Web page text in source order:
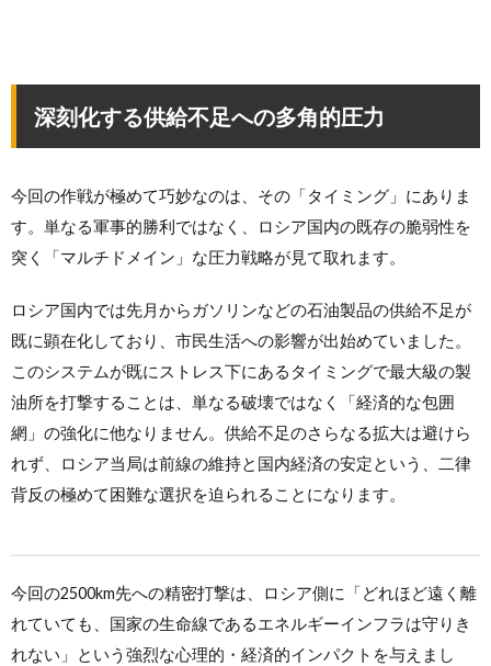
深刻化する供給不足への多角的圧力
今回の作戦が極めて巧妙なのは、その「タイミング」にありま
す。単なる軍事的勝利ではなく、ロシア国内の既存の脆弱性を
突く「マルチドメイン」な圧力戦略が見て取れます。
ロシア国内では先月からガソリンなどの石油製品の供給不足が
既に顕在化しており、市民生活への影響が出始めていました。
このシステムが既にストレス下にあるタイミングで最大級の製
油所を打撃することは、単なる破壊ではなく「経済的な包囲
網」の強化に他なりません。供給不足のさらなる拡大は避けら
れず、ロシア当局は前線の維持と国内経済の安定という、二律
背反の極めて困難な選択を迫られることになります。
今回の2500km先への精密打撃は、ロシア側に「どれほど遠く離
れていても、国家の生命線であるエネルギーインフラは守りき
れない」という強烈な心理的・経済的インパクトを与えまし